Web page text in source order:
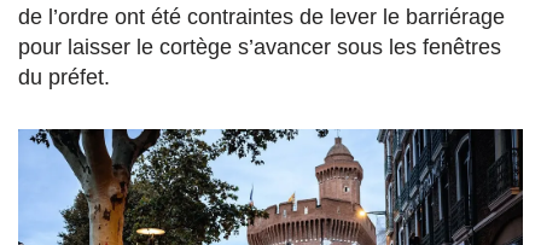
de l’ordre ont été contraintes de lever le barriérage
pour laisser le cortège s’avancer sous les fenêtres
du préfet.